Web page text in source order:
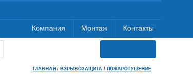
Контакты
Монтаж
Компания
ГЛАВНАЯ / ВЗРЫВОЗАЩИТА / ПОЖАРОТУШЕНИЕ